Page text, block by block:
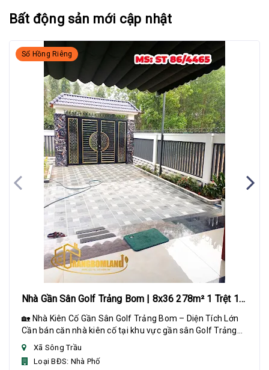
Bất động sản mới cập nhật
Sổ Hồng Riêng
Nhà Gần Sân Golf Trảng Bom | 8x36 278m² 1 Trệt 1
Lửng
🏡 Nhà Kiên Cố Gần Sân Golf Trảng Bom – Diện Tích Lớn
Cần bán căn nhà kiên cố tại khu vực gần sân Golf Trảng
Bom, diện tích rộng, phù hợp gia đình...
Xã Sông Trầu
Loại BĐS: Nhà Phố